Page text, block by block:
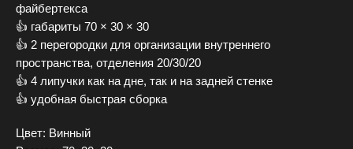
файбeртекса
👍 габариты 70 × 30 × 30
👍 2 перегородки для организации внутреннего
пространства, отделения 20/30/20
👍 4 липучки как на дне, так и на задней стенке
👍 удобная быстрая сборка
Цвет: Винный
+7 (905) 555-37-35
Московская область, г.о. Подольск, д. Ордынцы, Садовая ул., 1А
Ежедневно с 8:00 до 20:00